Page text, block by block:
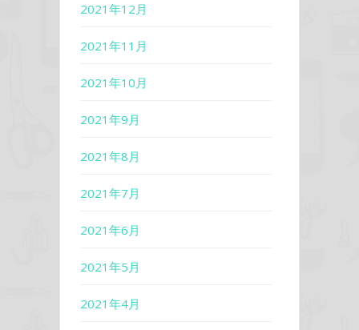
2021年12月
2021年11月
2021年10月
2021年9月
2021年8月
2021年7月
2021年6月
2021年5月
2021年4月